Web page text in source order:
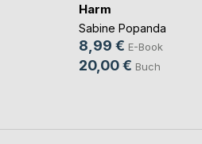
Harm
Sabine Popanda
8,99 € E-Book
20,00 € Buch